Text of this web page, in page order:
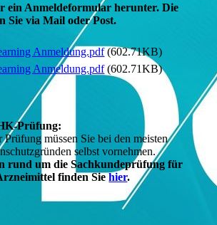
ein Anmeldeformular herunter. Die
Sie via Mail oder Post.
Anmeldung.pdf(602.71KB)
Anmeldung.pdf(602.71KB)
Prüfung:
müssen Sie bei den meisten
selbst vornehmen.
rund um die Sachkundeprüfung für
finden Siehier.